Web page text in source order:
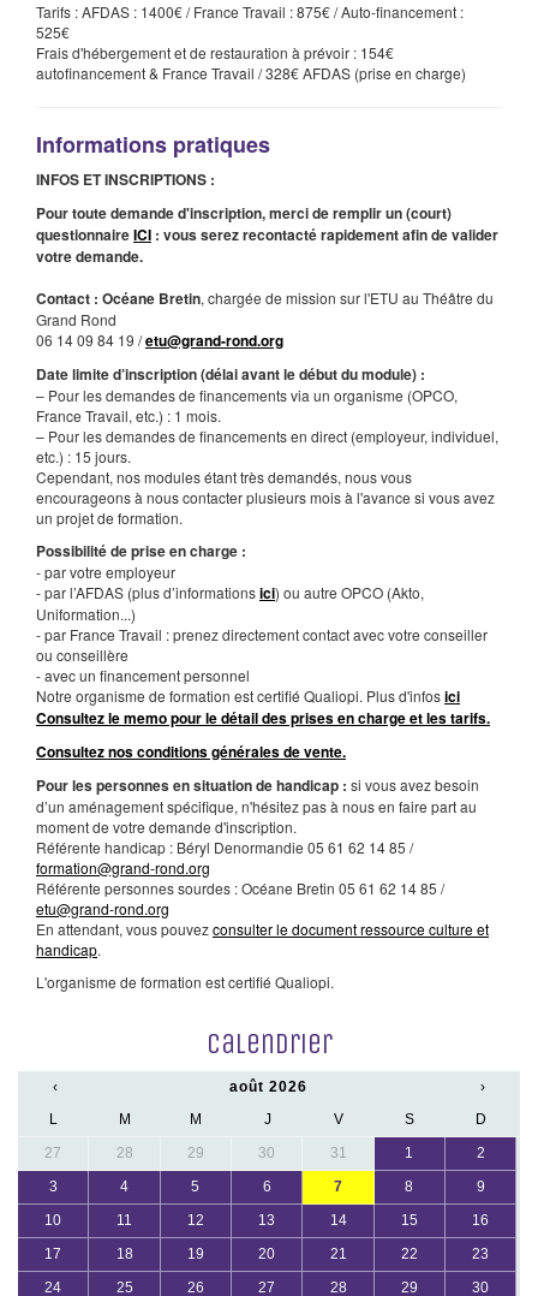
Tarifs : AFDAS : 1400€ / France Travail : 875€ / Auto-financement :
525€
Frais d'hébergement et de restauration à prévoir : 154€
autofinancement & France Travail / 328€ AFDAS (prise en charge)
Informations pratiques
INFOS ET INSCRIPTIONS :
Pour toute demande d'inscription, merci de remplir un (court)
questionnaireICI : vous serez recontacté rapidement afin de valider
votre demande.
Contact : Océane Bretin, chargée de mission sur l'ETU au Théâtre du
Grand Rond
06 14 09 84 19 /etu@grand-rond.org
Date limite d’inscription (délai avant le début du module) :
– Pour les demandes de financements via un organisme (OPCO,
France Travail, etc.) : 1 mois.
– Pour les demandes de financements en direct (employeur, individuel,
etc.) : 15 jours.
Cependant, nos modules étant très demandés, nous vous
encourageons à nous contacter plusieurs mois à l'avance si vous avez
un projet de formation.
Possibilité de prise en charge :
- par votre employeur
- par l’AFDAS (plus d’informationsici) ou autre OPCO (Akto,
Uniformation...)
- par France Travail : prenez directement contact avec votre conseiller
ou conseillère
- avec un financement personnel
Notre organisme de formation est certifié Qualiopi. Plus d'infosici
Consultez le memo pour le détail des prises en charge et les tarifs.
Consultez nos conditions générales de vente.
Pour les personnes en situation de handicap : si vous avez besoin
d’un aménagement spécifique, n'hésitez pas à nous en faire part au
moment de votre demande d'inscription.
Référente handicap : Béryl Denormandie 05 61 62 14 85 /
formation@grand-rond.org
Référente personnes sourdes : Océane Bretin 05 61 62 14 85 /
etu@grand-rond.org
En attendant, vous pouvezconsulter le document ressource culture et
handicap.
L'organisme de formation est certifié Qualiopi.
Calendrier
‹ août 2026
›
L
M M J V S
D
27
28 29 30 31 1
2
3
4 5 6 7 8
9
10
11 12 13 14 15
16
17
18 19 20 21 22
23
24
25 26 27 28 29 30